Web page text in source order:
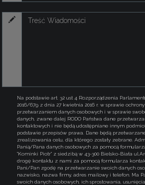
Na podstawie art. 32 ust 4 Rozporządzenia
2016/679 z dnia 27 kwietnia 2016 r. w sprawie ochrony osób
przetwarzaniem danych osobowych i w sprawie
danych, zwane dalej RODO Państwa dane
kontaktowych i nie będą udostępniane innym podmiotom niż upoważnionym na
podstawie przepisów prawa. Dane będą
zrealizowania celu, dla którego zostały zebrane. Administratorem podanych przez
Panią/Pana danych osobowych za pomocą
"Kominki Piotr" z siedzibą w 43-300 Bielsko-Biała ul.Architektów 67b. Wybierając
drogę kontaktu z nami za pomocą formularza
Pani/Pan zgodę na przetwarzanie swoich danych osobowych takich jak: imię,
nazwisko, nazwa firmy, adres mailowy i telefon. Ma
swoich danych osobowych, ich sprostowania, usunięcia lub ograniczenia